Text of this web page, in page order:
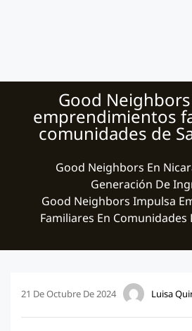
Good
emprendimientos
comunidades de
Good Neighbors En
Generación De
Good Neighbors Impulsa
Familiares En Comunidades
21 De Octubre De 2024 Luisa